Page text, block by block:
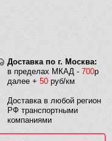
Доставка по г. Москва:
в пределах МКАД - 700р
далее + 50 руб/км
Доставка в любой регион
РФ транспортными
компаниями